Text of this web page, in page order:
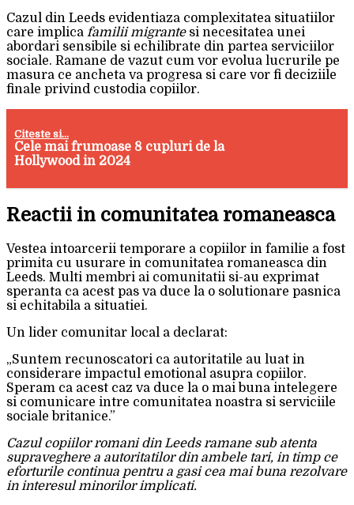
Cazul din Leeds evidentiaza complexitatea situatiilor
care implica familii migrantesi necesitatea unei
abordari sensibile si echilibrate din partea serviciilor
sociale. Ramane de vazut cum vor evolua lucrurile pe
masura ce ancheta va progresa si care vor fi deciziile
finale privind custodia copiilor.
Citeste si...
Cele mai frumoase 8 cupluri de la
Hollywood in 2024
Reactii in comunitatea romaneasca
Vestea intoarcerii temporare a copiilor in familie a fost
primita cu usurare in comunitatea romaneasca din
Leeds. Multi membri ai comunitatii si-au exprimat
speranta ca acest pas va duce la o solutionare pasnica
si echitabila a situatiei.
Un lider comunitar local a declarat:
„Suntem recunoscatori ca autoritatile au luat in
considerare impactul emotional asupra copiilor.
Speram ca acest caz va duce la o mai buna intelegere
si comunicare intre comunitatea noastra si serviciile
sociale britanice.”
Cazul copiilor romani din Leeds ramane sub atenta
supraveghere a autoritatilor din ambele tari, in timp ce
eforturile continua pentru a gasi cea mai buna rezolvare
in interesul minorilor implicati.